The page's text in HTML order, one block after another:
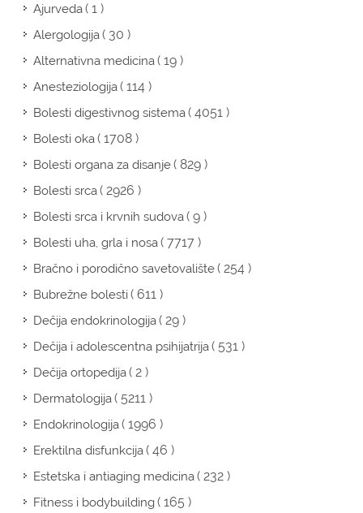
Ajurveda( 1 )
Alergologija( 30 )
Alternativna medicina( 19 )
Anesteziologija( 114 )
Bolesti digestivnog sistema( 4051 )
Bolesti oka( 1708 )
Bolesti organa za disanje( 829 )
Bolesti srca( 2926 )
Bolesti srca i krvnih sudova( 9 )
Bolesti uha, grla i nosa( 7717 )
Bračno i porodično savetovalište( 254 )
Bubrežne bolesti( 611 )
Dečija endokrinologija( 29 )
Dečija i adolescentna psihijatrija( 531 )
Dečija ortopedija( 2 )
Dermatologija( 5211 )
Endokrinologija( 1996 )
Erektilna disfunkcija( 46 )
Estetska i antiaging medicina( 232 )
Fitness i bodybuilding( 165 )